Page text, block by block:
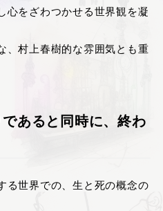
心をざわつかせる世界観を凝
、村上春樹的な雰囲気とも重
あると同時に、終わ
る世界での、生と死の概念の